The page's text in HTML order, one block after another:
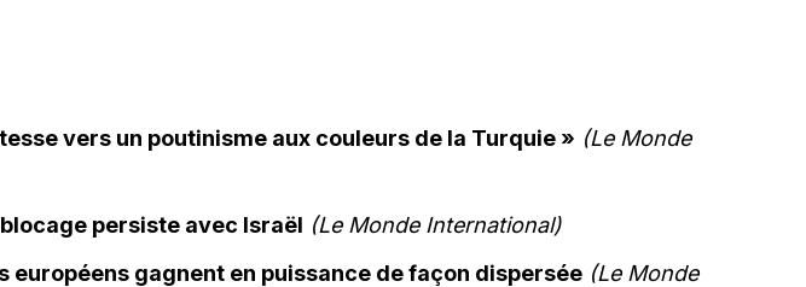
vers un poutinisme aux couleurs de la Turquie » (Le Monde
persiste avec Israël (Le Monde International)
européens gagnent en puissance de façon dispersée (Le Monde